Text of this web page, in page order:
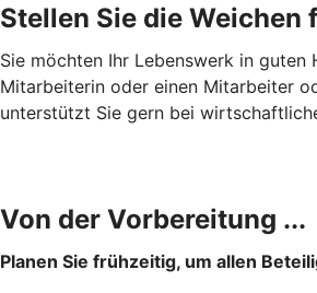
Stellen Sie die Weichen
Sie möchten Ihr Lebenswerk in
Mitarbeiterin oder einen Mitarbeiter
unterstützt Sie gern bei
Von der Vorbereitung ...
Planen Sie frühzeitig, um allen